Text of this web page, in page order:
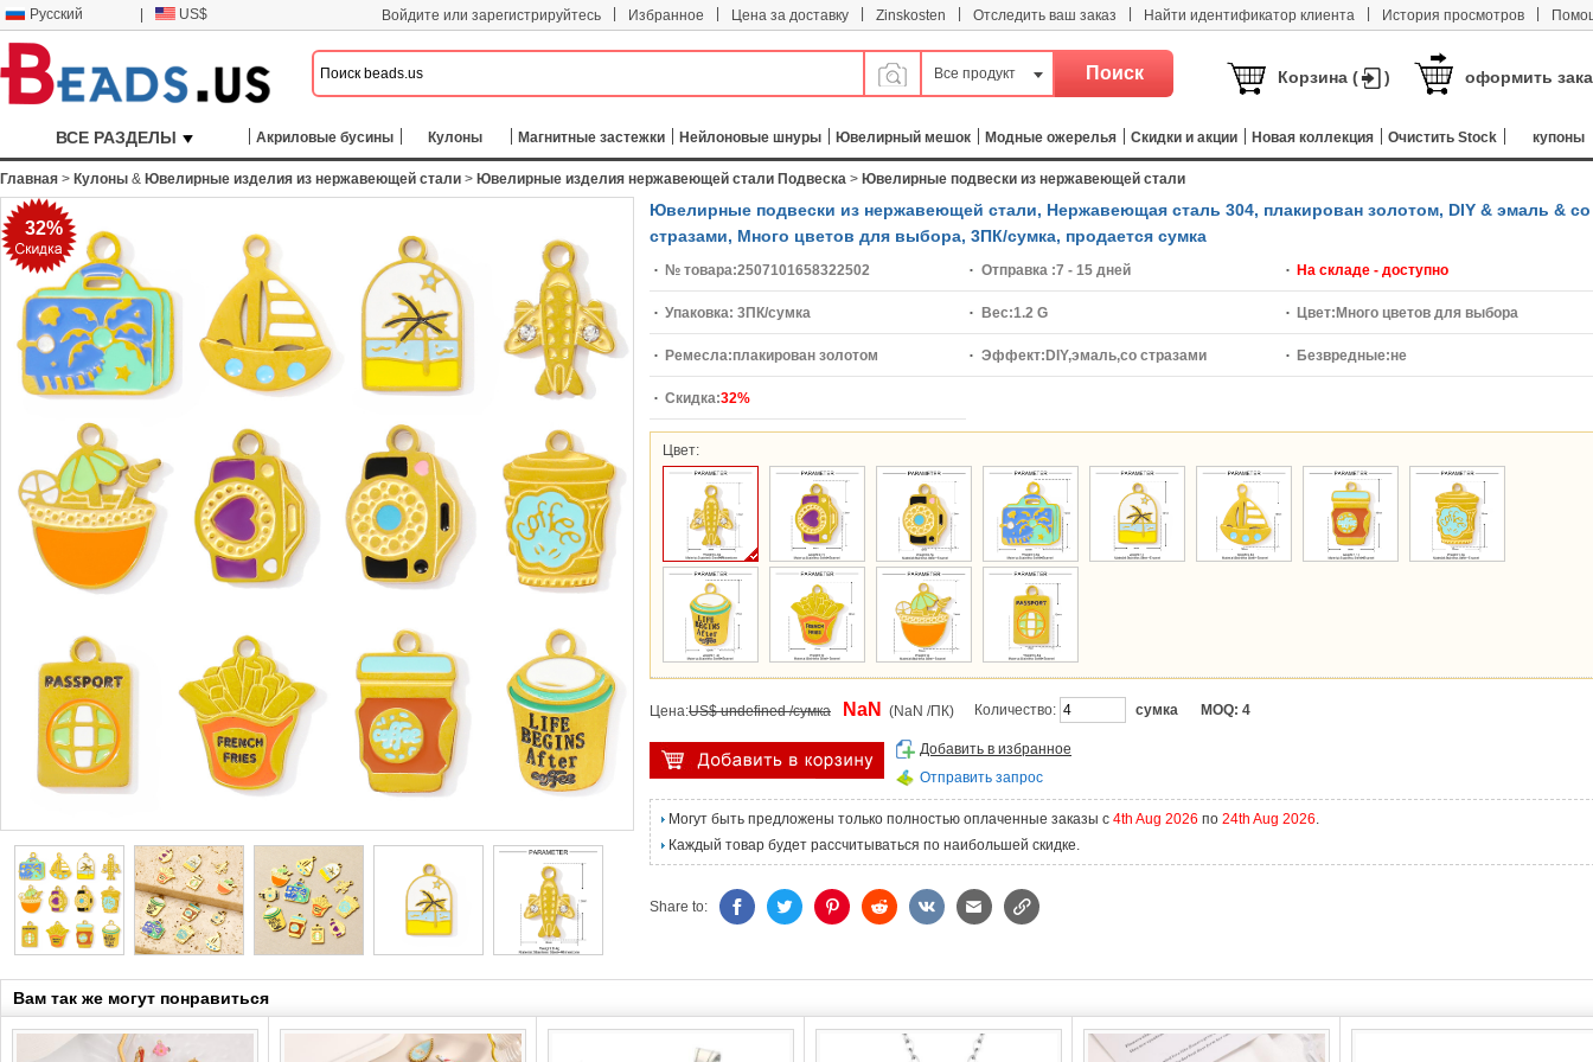
Русский US$ Войдите или зарегистрируйтесь Избранное Цена за доставку Zinskosten Отследить ваш заказ Найти идентификатор клиента История просмотров
Все продукт Корзина ( ) оформить
ВСЕ РАЗДЕЛЫ Акриловые бусины Кулоны Магнитные застежки Нейлоновые шнуры Ювелирный мешок Модные ожерелья Скидки и акции Новая коллекция Очистить Stock купоны
Главная > Кулоны & Ювелирные изделия из нержавеющей стали > Ювелирные изделия нержавеющей стали Подвеска > Ювелирные подвески из нержавеющей стали
32%
Ювелирные подвески из нержавеющей стали, Нержавеющая сталь 304, плакирован золотом, DIY & эмаль & со
стразами, Много цветов для выбора, 3ПК/сумка, продается сумка
№ товара:2507101658322502 Отправка :7 - 15 дней На складе - доступно
Упаковка: 3ПК/сумка Вес:1.2 G Цвет: Много цветов для выбора
Ремесла:плакирован золотом Эффект: DIY,эмаль,со стразами Безвредные:не
Скидка:32%
Цвет:
Цена:US$ undefined /сумка NaN (NaN /ПК) Количество: сумка MOQ: 4
Добавить в избранное
Отправить запрос
Могут быть предложены только полностью оплаченные заказы с 4th Aug 2026 по 24th Aug 2026.
Каждый товар будет рассчитываться по наибольшей скидке.
Share to:
Вам так же могут понравиться